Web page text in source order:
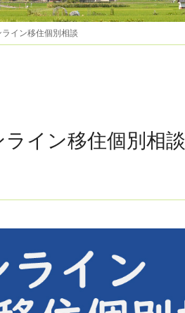
ライン移住個別相談
イン移住個別相談